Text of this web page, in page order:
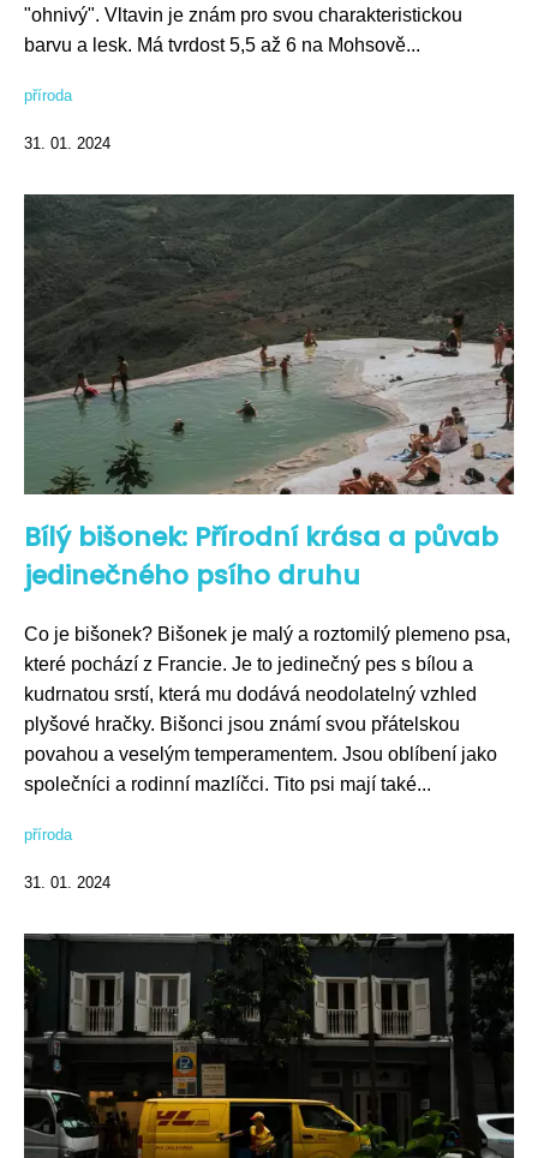
"ohnivý". Vltavin je znám pro svou charakteristickou
barvu a lesk. Má tvrdost 5,5 až 6 na Mohsově...
příroda
31. 01. 2024
Bílý bišonek: Přírodní krása a půvab
jedinečného psího druhu
Co je bišonek? Bišonek je malý a roztomilý plemeno psa,
které pochází z Francie. Je to jedinečný pes s bílou a
kudrnatou srstí, která mu dodává neodolatelný vzhled
plyšové hračky. Bišonci jsou známí svou přátelskou
povahou a veselým temperamentem. Jsou oblíbení jako
společníci a rodinní mazlíčci. Tito psi mají také...
příroda
31. 01. 2024